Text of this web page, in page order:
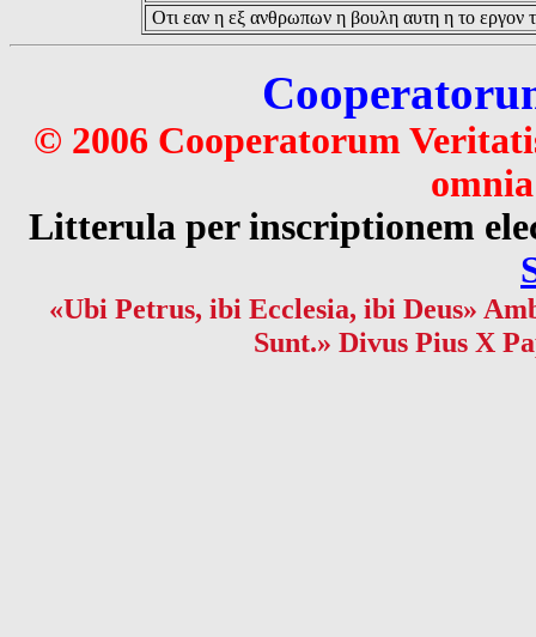
Οτι εαν η εξ ανθρωπων η βουλη αυτη η το εργον
© 2006 Cooperatorum
Litterula per inscriptionem
«Ubi Petrus, ibi Ecclesia, ibi Deus»
Sunt.» Divus Pius X